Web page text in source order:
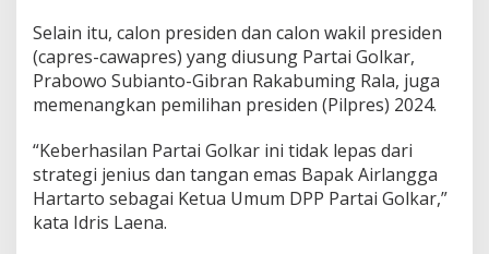
Selain itu, calon presiden dan calon wakil presiden
(capres-cawapres) yang diusung Partai Golkar,
Prabowo Subianto-Gibran Rakabuming Rala, juga
memenangkan pemilihan presiden (Pilpres) 2024.
“Keberhasilan Partai Golkar ini tidak lepas dari
strategi jenius dan tangan emas Bapak Airlangga
Hartarto sebagai Ketua Umum DPP Partai Golkar,”
kata Idris Laena.